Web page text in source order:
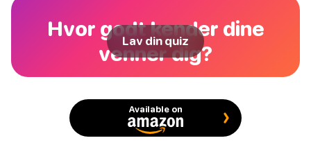
Hvor godt kender dine
venner dig?
Lav din quiz
Available on